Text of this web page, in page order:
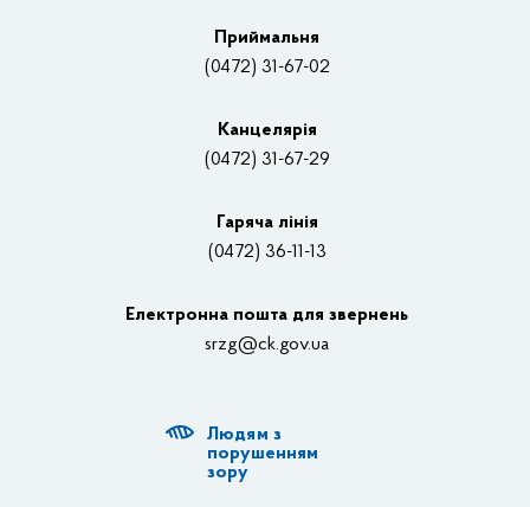
Нагороди
Контакти
Відеотрансляції
Структурні підрозділи ОДА
Діяльність ОДА
Приймальня
(0472) 31-67-02
Канцелярiя
(0472) 31-67-29
Гаряча лінія
(0472) 36-11-13
Електронна пошта для звернень
srzg@ck.gov.ua
Людям з
порушенням
зору